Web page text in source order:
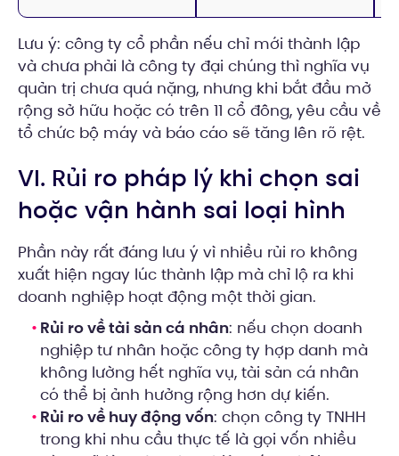
Lưu ý: công ty cổ phần nếu chỉ mới thành lập
và chưa phải là công ty đại chúng thì nghĩa vụ
quản trị chưa quá nặng, nhưng khi bắt đầu mở
rộng sở hữu hoặc có trên 11 cổ đông, yêu cầu về
tổ chức bộ máy và báo cáo sẽ tăng lên rõ rệt.
VI. Rủi ro pháp lý khi chọn sai
hoặc vận hành sai loại hình
Phần này rất đáng lưu ý vì nhiều rủi ro không
xuất hiện ngay lúc thành lập mà chỉ lộ ra khi
doanh nghiệp hoạt động một thời gian.
Rủi ro về tài sản cá nhân: nếu chọn doanh
nghiệp tư nhân hoặc công ty hợp danh mà
không lường hết nghĩa vụ, tài sản cá nhân
có thể bị ảnh hưởng rộng hơn dự kiến.
Rủi ro về huy động vốn: chọn công ty TNHH
trong khi nhu cầu thực tế là gọi vốn nhiều